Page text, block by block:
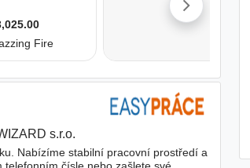
s.r.o.
Nabízíme stabilní pracovní prostředí a